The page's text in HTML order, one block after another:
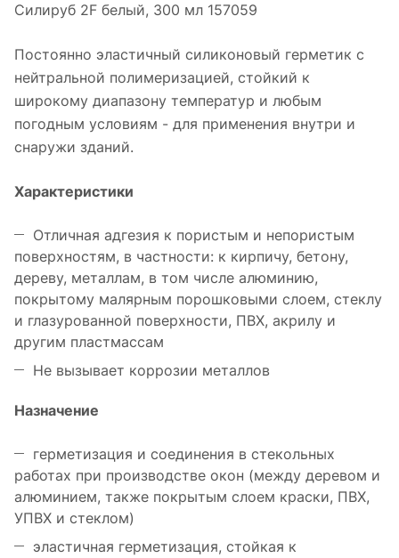
Силируб 2F белый, 300 мл 157059
Постоянно эластичный силиконовый герметик c
нейтральной полимеризацией, стойкий к
широкому диапазону температур и любым
погодным условиям - для применения внутри и
снаружи зданий.
Характеристики
Отличная адгезия к пористым и непористым
поверхностям, в частности: к кирпичу, бетону,
дереву, металлам, в том числе алюминию,
покрытому малярным порошковыми слоем, стеклу
и глазурованной поверхности, ПВХ, акрилу и
другим пластмассам
Не вызывает коррозии металлов
Назначение
герметизация и соединения в стекольных
работах при производстве окон (между деревом и
алюминием, также покрытым слоем краски, ПВХ,
УПВХ и стеклом)
эластичная герметизация, стойкая к